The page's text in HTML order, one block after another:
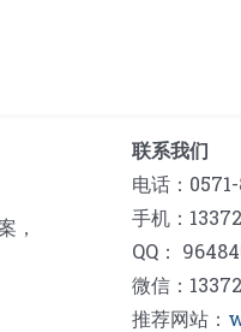
，
联系我们
电话：
手机：
QQ：
微信：
推荐网站：